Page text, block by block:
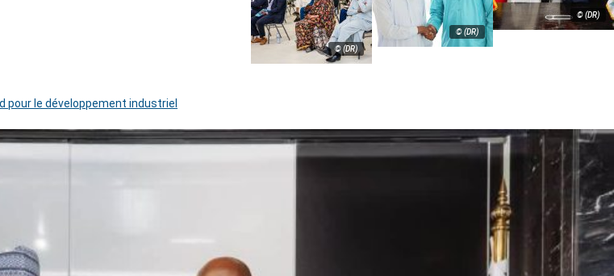
© (DR)
© (DR)
© (DR)
pour le développement industriel